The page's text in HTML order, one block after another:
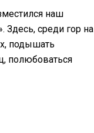
наш
Здесь, среди гор на
подышать
полюбоваться